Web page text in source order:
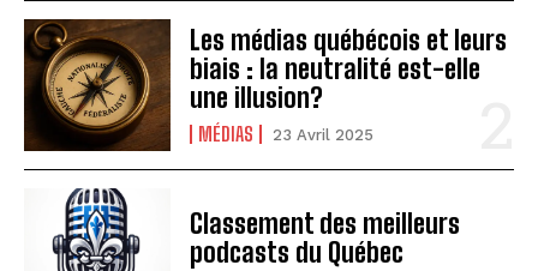
Les médias québécois et leurs
biais : la neutralité est-elle
une illusion?
MÉDIAS 23 Avril 2025
Classement des meilleurs
podcasts du Québec